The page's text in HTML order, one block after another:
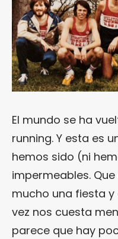
El mundo se ha
running. Y esta es
hemos sido (ni
impermeables.
mucho una fiesta
vez nos cuesta
parece que hay